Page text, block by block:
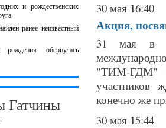
и рождественских
ранее неизвестный
обернулась
Гатчины
30 мая 16:40
Акция,
31 мая в
"ТИМ-ГДМ"
участников
конечно же
30 мая 15:44